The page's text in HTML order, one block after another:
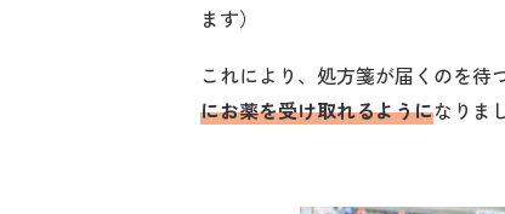
ます）
これにより、処方箋が届くのを待
にお薬を受け取れるようになりま